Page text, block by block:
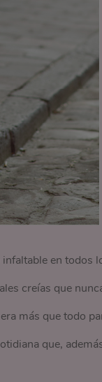
en todos
creías que
más que todo
que,